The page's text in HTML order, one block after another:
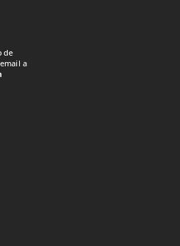
de
a